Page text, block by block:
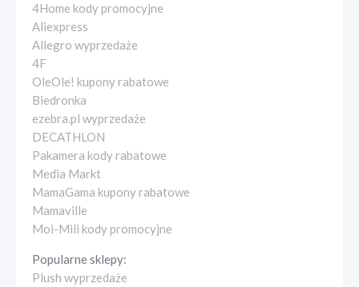
4Home kody promocyjne
Aliexpress
Allegro wyprzedaże
4F
OleOle! kupony rabatowe
Biedronka
ezebra.pl wyprzedaże
DECATHLON
Pakamera kody rabatowe
Media Markt
MamaGama kupony rabatowe
Mamaville
Moi-Mili kody promocyjne
Popularne sklepy:
Plush wyprzedaże